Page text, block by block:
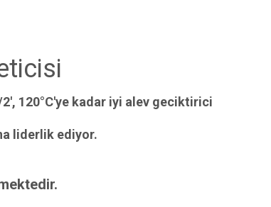
2', 120°C'ye kadar iyi alev geciktirici
liderlik ediyor.